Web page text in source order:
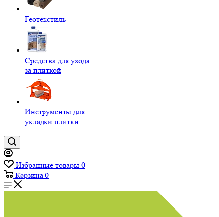
Геотекстиль
Средства для ухода
за плиткой
Инструменты для
укладки плитки
Избранные товары 0
Корзина 0